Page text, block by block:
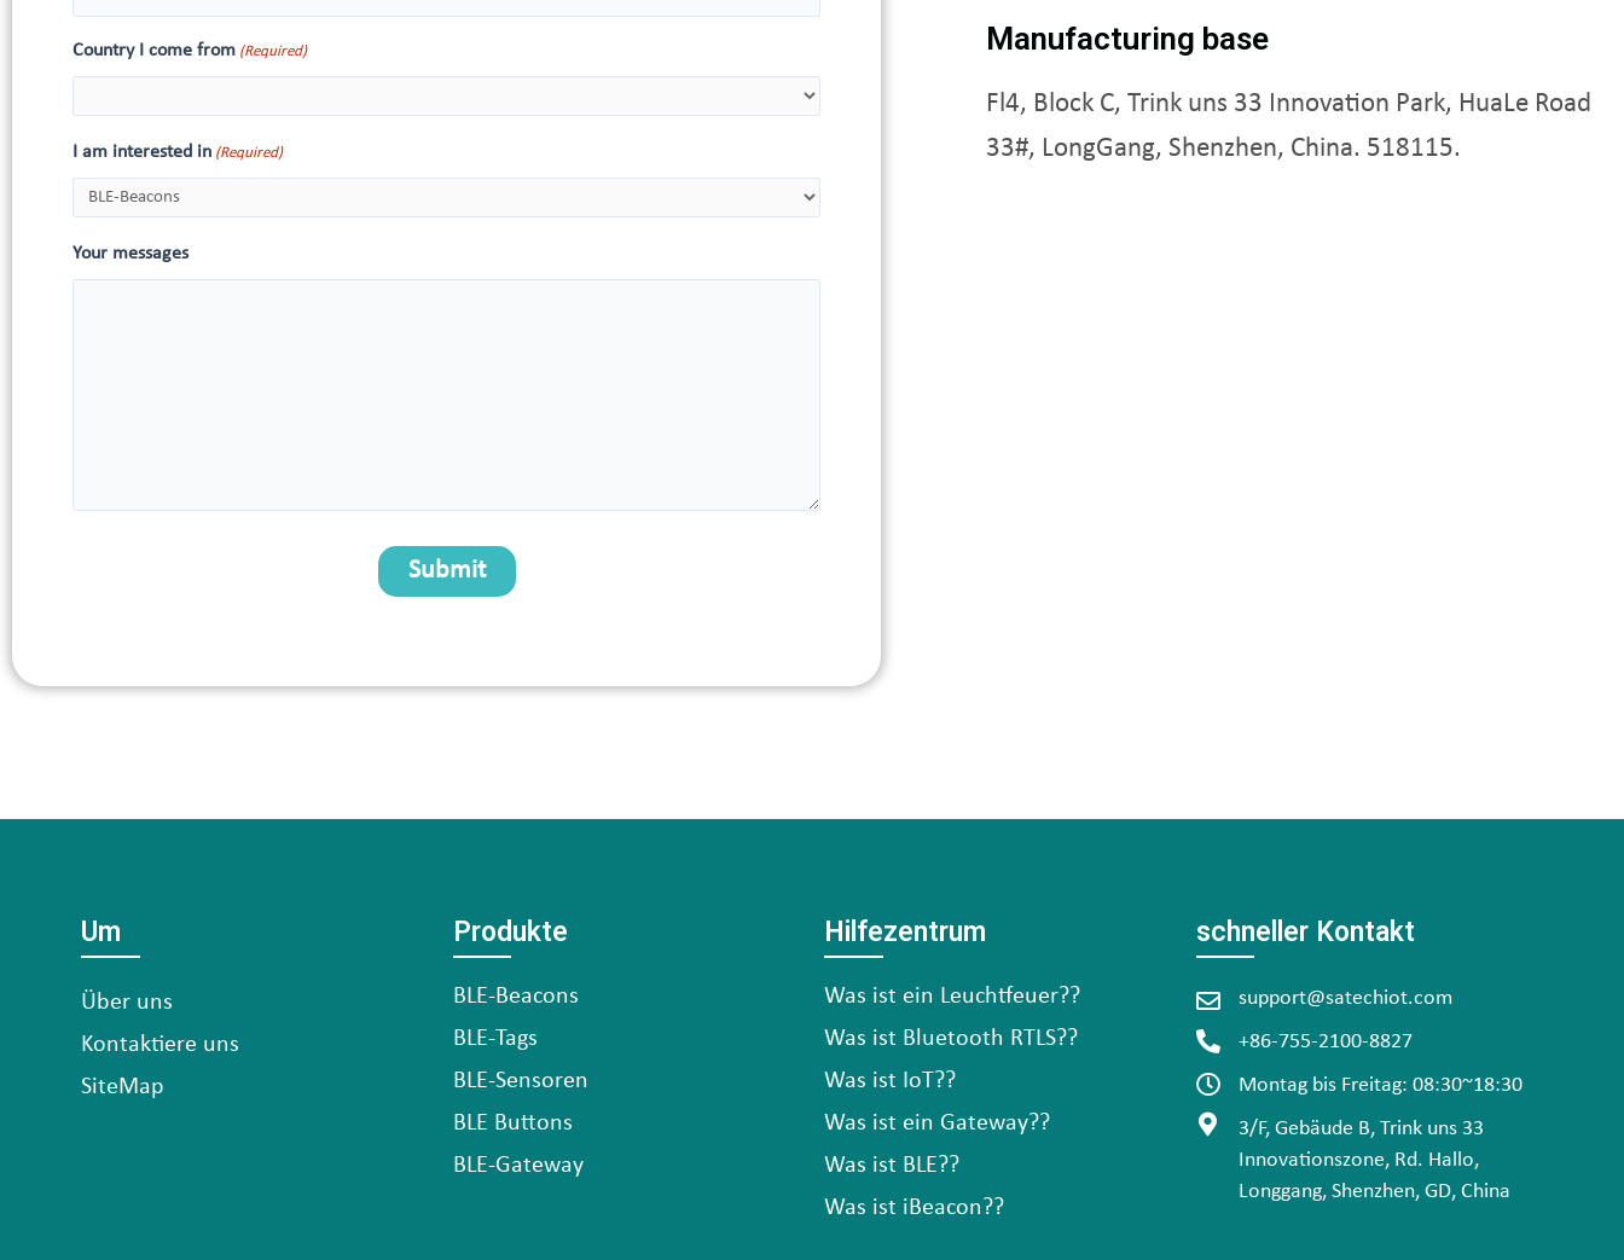
Country I come from (Required)
I am interested in (Required)
Your messages
Manufacturing base
Fl4, Block C, Trink uns 33 Innovation Park, HuaLe Road
33#, LongGang, Shenzhen, China. 518115.
Um
Über uns
Kontaktiere uns
SiteMap
Produkte
BLE-Beacons
BLE-Tags
BLE-Sensoren
BLE Buttons
BLE-Gateway
Hilfezentrum
Was ist ein Leuchtfeuer??
Was ist Bluetooth RTLS??
Was ist IoT??
Was ist ein Gateway??
Was ist BLE??
Was ist iBeacon??
schneller Kontakt
support@satechiot.com
+86-755-2100-8827
Montag bis Freitag: 08:30~18:30
3/F, Gebäude B, Trink uns 33
Innovationszone, Rd. Hallo,
Longgang, Shenzhen, GD, China